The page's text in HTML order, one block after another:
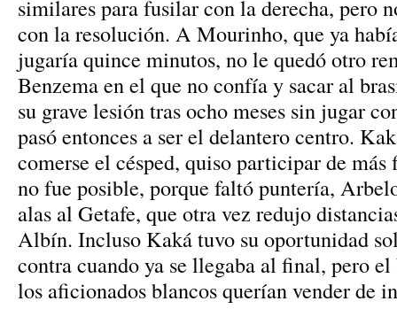
similares para fusilar con la derecha, pero
con la resolución. A Mourinho, que ya
jugaría quince minutos, no le quedó otro
Benzema en el que no confía y sacar al
su grave lesión tras ocho meses sin jugar
pasó entonces a ser el delantero centro.
comerse el césped, quiso participar de más
no fue posible, porque faltó puntería,
alas al Getafe, que otra vez redujo
Albín. Incluso Kaká tuvo su oportunidad
contra cuando ya se llegaba al final, pero
los aficionados blancos querían vender de